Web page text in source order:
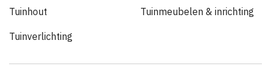
Tuinhout Tuinmeubelen & inrichting
Tuinverlichting